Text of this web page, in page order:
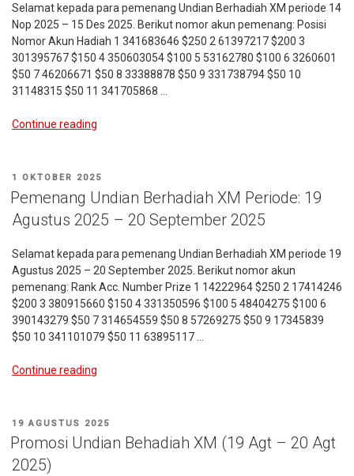
16
Feb
2026)”
Selamat kepada para pemenang Undian Berhadiah XM periode 14
Nop 2025 – 15 Des 2025. Berikut nomor akun pemenang: Posisi
Nomor Akun Hadiah 1 341683646 $250 2 61397217 $200 3
301395767 $150 4 350603054 $100 5 53162780 $100 6 3260601
$50 7 46206671 $50 8 33388878 $50 9 331738794 $50 10
31148315 $50 11 341705868 …
Continue reading
XM
Periode:
14
Nop
–
15
Des
2025”
POSTED
ON
1 OKTOBER 2025
Pemenang Undian Berhadiah XM Periode: 19
Agustus 2025 – 20 September 2025
Selamat kepada para pemenang Undian Berhadiah XM periode 19
Agustus 2025 – 20 September 2025. Berikut nomor akun
pemenang: Rank Acc. Number Prize 1 14222964 $250 2 17414246
$200 3 380915660 $150 4 331350596 $100 5 48404275 $100 6
390143279 $50 7 314654559 $50 8 57269275 $50 9 17345839
$50 10 341101079 $50 11 63895117 …
Continue reading
XM
Periode:
19
POSTED
ON
19 AGUSTUS 2025
Promosi Undian Behadiah XM (19 Agt – 20 Agt
2025)